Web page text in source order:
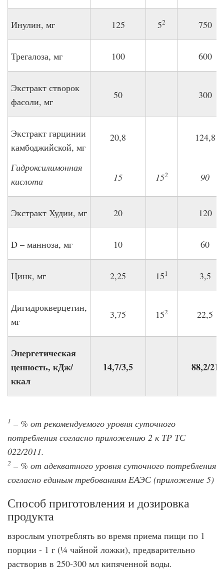
Инулин, мг 125 52 750
Трегалоза, мг 100 600
Экстракт створок
фасоли, мг
50 300
Экстракт гарцинии
камбоджийской, мг
Гидроксилимонная
кислота
20,8
15 152
124,8
90
Экстракт Худии, мг 20 120
D – манноза, мг 10 60
Цинк, мг 2,25 151 3,5
Дигидрокверцетин,
мг
3,75 152 22,5
Энергетическая
ценность, кДж/
ккал
14,7/3,5 88,2/21
1 – % от рекомендуемого уровня суточного
потребления согласно приложению 2 к ТР ТС
022/2011.
2 – % от адекватного уровня суточного потребления
согласно единым требованиям ЕАЭС (приложение 5)
Способ приготовления и дозировка
продукта
взрослым употреблять во время приема пищи по 1
порции - 1 г (¼ чайной ложки), предварительно
растворив в 250-300 мл кипяченной воды.